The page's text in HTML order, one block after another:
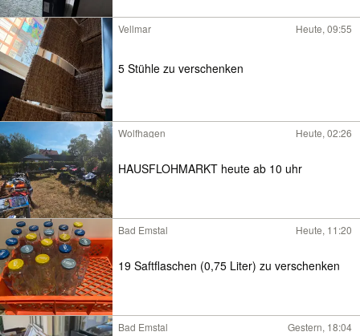
Vellmar Heute, 09:55
5 Stühle zu verschenken
Wolfhagen Heute, 02:26
HAUSFLOHMARKT heute ab 10 uhr
Bad Emstal Heute, 11:20
19 Saftflaschen (0,75 Liter) zu verschenken
Bad Emstal Gestern, 18:04